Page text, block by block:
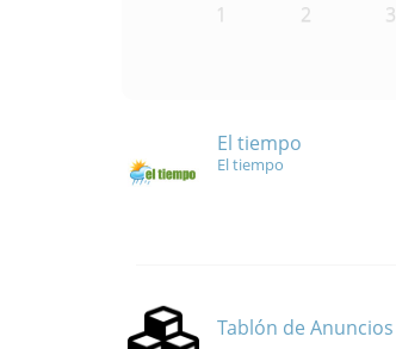
1 2 3
El tiempo
El tiempo
Tablón de Anuncios